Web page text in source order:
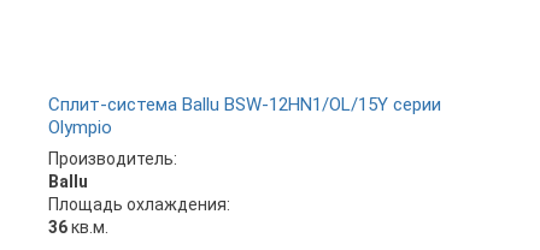
Сплит-система Ballu BSW-12HN1/OL/15Y серии
Olympio
Производитель:
Ballu
Площадь охлаждения:
36кв.м.